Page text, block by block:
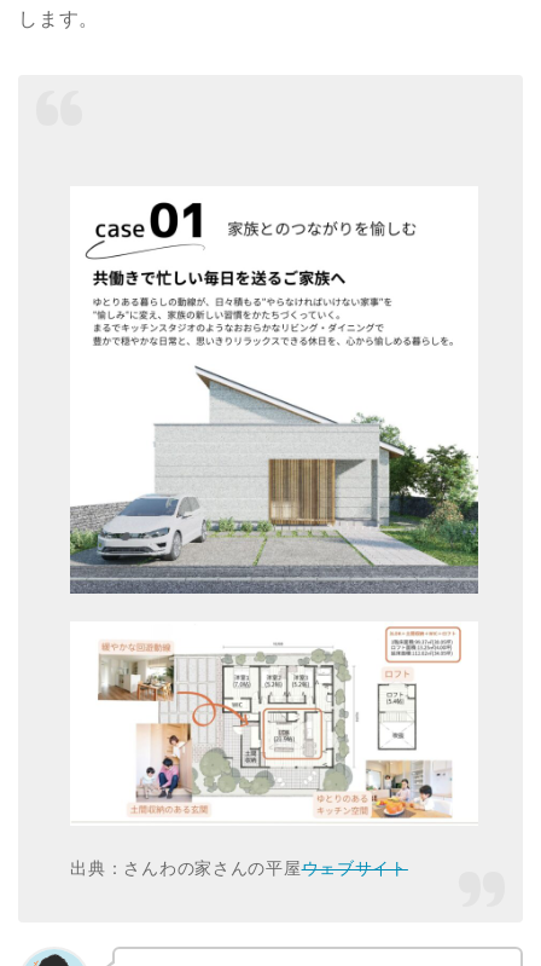
します。
出典：さんわの家さんの平屋ウェブサイト